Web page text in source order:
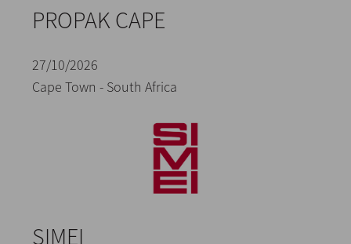
PROPAK CAPE
27/10/2026
Cape Town - South Africa
SIMEI